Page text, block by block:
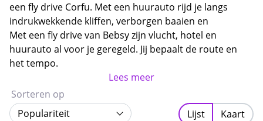
een fly drive Corfu. Met een huurauto rijd je langs
indrukwekkende kliffen, verborgen baaien en
schilderachtige dorpjes in de olijfgaarden. Corfu
combineert Venetiaanse architectuur, Griekse
gastvrijheid en een van de mooiste kustlijnen van de
Met een fly drive van Bebsy zijn vlucht, hotel en
huurauto al voor je geregeld. Jij bepaalt de route en
het tempo.
Lees meer
Sorteren op
Populariteit
Lijst Kaart